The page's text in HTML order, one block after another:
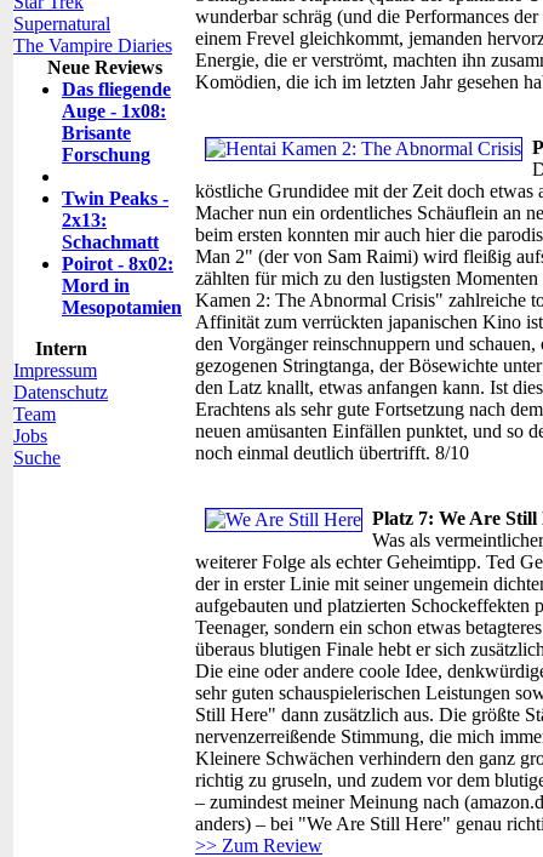
Supernatural
The Vampire Diaries
Neue Reviews
Das fliegende
Auge - 1x08:
Brisante
Forschung
Twin Peaks -
2x13:
Schachmatt
Poirot - 8x02:
Mord in
Mesopotamien
Intern
Impressum
Datenschutz
Team
Jobs
Suche
wunderbar schräg (und die Performances
einem Frevel gleichkommt, jemanden
Energie, die er verströmt, machten ihn
Komödien, die ich im letzten Jahr gesehen
köstliche Grundidee mit der Zeit doch
Macher nun ein ordentliches Schäuflein an
beim ersten konnten mir auch hier die
Man 2" (der von Sam Raimi) wird fleißig
zählten für mich zu den lustigsten
Kamen 2: The Abnormal Crisis" zahlreiche
Affinität zum verrückten japanischen Kino
den Vorgänger reinschnuppern und
gezogenen Stringtanga, der Bösewichte
den Latz knallt, etwas anfangen kann. Ist
Erachtens als sehr gute Fortsetzung nach
neuen amüsanten Einfällen punktet, und so
noch einmal deutlich übertrifft. 8/10
Platz 7: We Are Still
Was als
weiterer Folge als echter Geheimtipp. Ted
der in erster Linie mit seiner ungemein
aufgebauten und platzierten Schockeffekten
Teenager, sondern ein schon etwas
überaus blutigen Finale hebt er sich
Die eine oder andere coole Idee,
sehr guten schauspielerischen Leistungen
Still Here" dann zusätzlich aus. Die größte
nervenzerreißende Stimmung, die mich
Kleinere Schwächen verhindern den ganz
richtig zu gruseln, und zudem vor dem
– zumindest meiner Meinung nach
anders) – bei "We Are Still Here" genau
>> Zum Review